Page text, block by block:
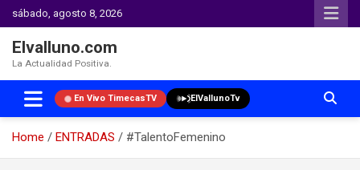
sábado, agosto 8, 2026
Elvalluno.com
La Actualidad Positiva.
En Vivo TimecasTV ElVallunoTv
Home ENTRADAS
#TalentoFemenino